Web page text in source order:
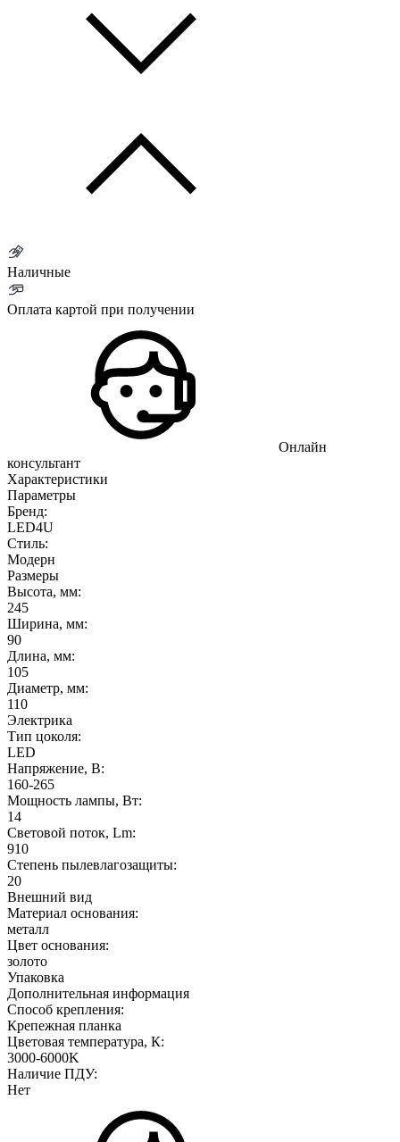
Наличные
Оплата картой при получении
Онлайн
консультант
Характеристики
Параметры
Бренд:
LED4U
Стиль:
Модерн
Размеры
Высота, мм:
245
Ширина, мм:
90
Длина, мм:
105
Диаметр, мм:
110
Электрика
Тип цоколя:
LED
Напряжение, В:
160-265
Мощность лампы, Вт:
14
Световой поток, Lm:
910
Степень пылевлагозащиты:
20
Внешний вид
Материал основания:
металл
Цвет основания:
золото
Упаковка
Дополнительная информация
Способ крепления:
Крепежная планка
Цветовая температура, К:
3000-6000K
Наличие ПДУ:
Нет